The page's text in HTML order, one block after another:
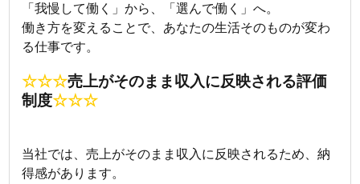
「我慢して働く」から、「選んで働く」へ。
働き方を変えることで、あなたの生活そのものが変わ
る仕事です。
☆☆☆売上がそのまま収入に反映される評価
制度☆☆☆
当社では、売上がそのまま収入に反映されるため、納
得感があります。